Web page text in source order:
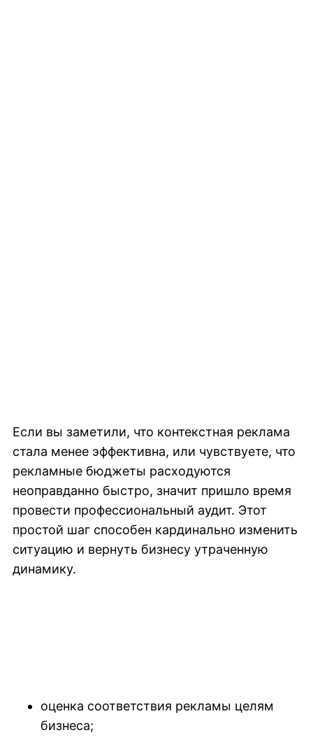
Если вы заметили, что контекстная реклама
стала менее эффективна, или чувствуете, что
рекламные бюджеты расходуются
неоправданно быстро, значит пришло время
провести профессиональный аудит. Этот
простой шаг способен кардинально изменить
ситуацию и вернуть бизнесу утраченную
динамику.
оценка соответствия рекламы целям
бизнеса;